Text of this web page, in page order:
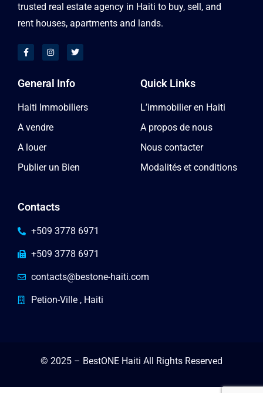
trusted real estate agency in Haiti to buy, sell, and
rent houses, apartments and lands.
General Info
Haiti Immobiliers
A vendre
A louer
Publier un Bien
Quick Links
L’immobilier en Haiti
A propos de nous
Nous contacter
Modalités et conditions
Contacts
+509 3778 6971
+509 3778 6971
contacts@bestone-haiti.com
Petion-Ville , Haiti
© 2025 – BestONE Haiti All Rights Reserved